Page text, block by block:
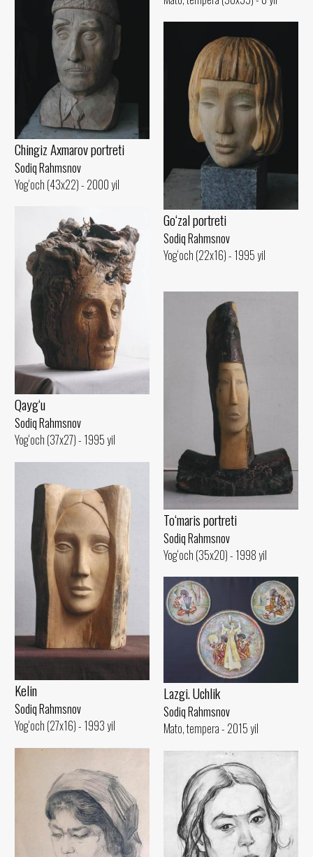
Chingiz Axmarov portreti
Sodiq Rahmsnov
Yog‘och (43x22) - 2000 yil
Go‘zal portreti
Sodiq Rahmsnov
Yog‘och (22x16) - 1995 yil
Qayg‘u
Sodiq Rahmsnov
Yog‘och (37x27) - 1995 yil
To‘maris portreti
Sodiq Rahmsnov
Yog‘och (35x20) - 1998 yil
Kelin
Sodiq Rahmsnov
Yog‘och (27x16) - 1993 yil
Lazgi. Uchlik
Sodiq Rahmsnov
Mato, tempera - 2015 yil